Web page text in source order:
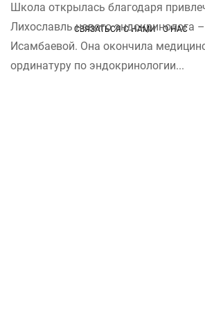
Школа открылась благодаря
Лихославль нового эндокринолога
Исамбаевой. Она окончила
ординатуру по эндокринологии...
СВЯЗАТЬСЯ С НАМИ О НАС